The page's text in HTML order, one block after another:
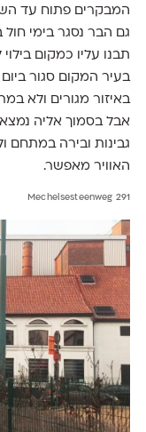
תבנו עליו כמקום
בעיר המקום סגור
באיזור מגורים ולא
אבל בסמוך אליה
גבינות ובירה במתחם
האוויר מאפשר.
Mechelsesteenweg 291